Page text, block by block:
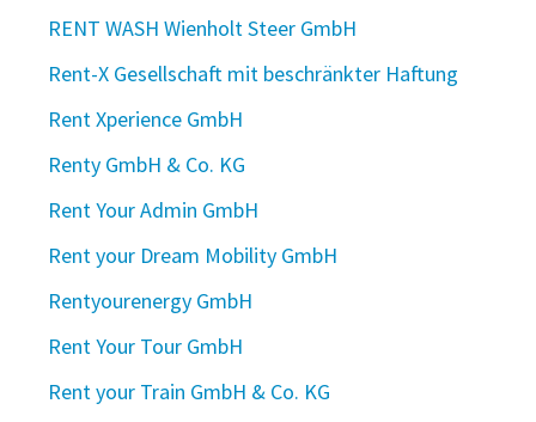
RENT WASH Wienholt Steer GmbH
Rent-X Gesellschaft mit beschränkter Haftung
Rent Xperience GmbH
Renty GmbH & Co. KG
Rent Your Admin GmbH
Rent your Dream Mobility GmbH
Rentyourenergy GmbH
Rent Your Tour GmbH
Rent your Train GmbH & Co. KG